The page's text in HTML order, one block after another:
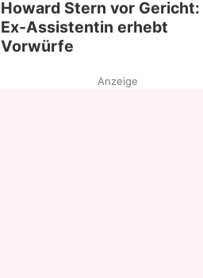
Howard Stern vor Gericht:
Ex-Assistentin erhebt
Vorwürfe
Anzeige